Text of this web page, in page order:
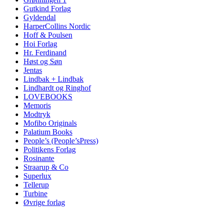
Gutkind Forlag
Gyldendal
HarperCollins Nordic
Hoff & Poulsen
Hoi Forlag
Hr. Ferdinand
Høst og Søn
Jentas
Lindbak + Lindbak
Lindhardt og Ringhof
LOVEBOOKS
Memoris
Modtryk
Mofibo Originals
Palatium Books
People’s (People’sPress)
Politikens Forlag
Rosinante
Straarup & Co
Superlux
Tellerup
Turbine
Øvrige forlag